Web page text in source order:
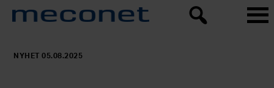
NYHET 05.08.2025